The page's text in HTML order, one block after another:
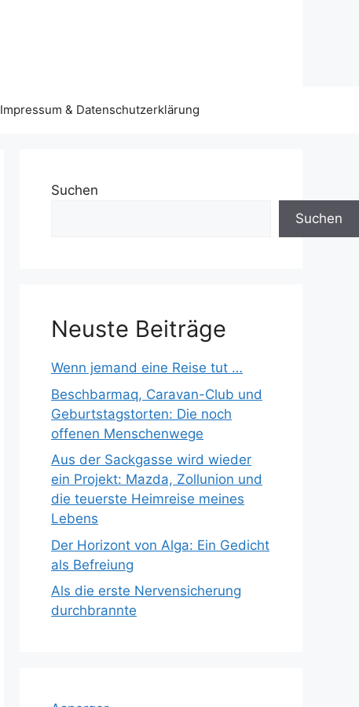
Impressum & Datenschutzerklärung
Suchen
Suchen
Neuste Beiträge
Wenn jemand eine Reise tut …
Beschbarmaq, Caravan-Club und
Geburtstagstorten: Die noch
offenen Menschenwege
Aus der Sackgasse wird wieder
ein Projekt: Mazda, Zollunion und
die teuerste Heimreise meines
Lebens
Der Horizont von Alga: Ein Gedicht
als Befreiung
Als die erste Nervensicherung
durchbrannte